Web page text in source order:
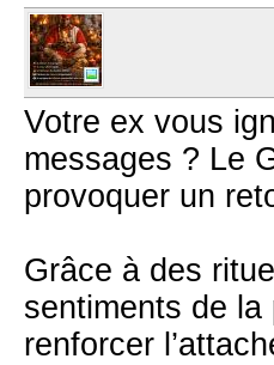
Votre ex vous
messages ? Le
provoquer un
Grâce à des
sentiments de la
renforcer